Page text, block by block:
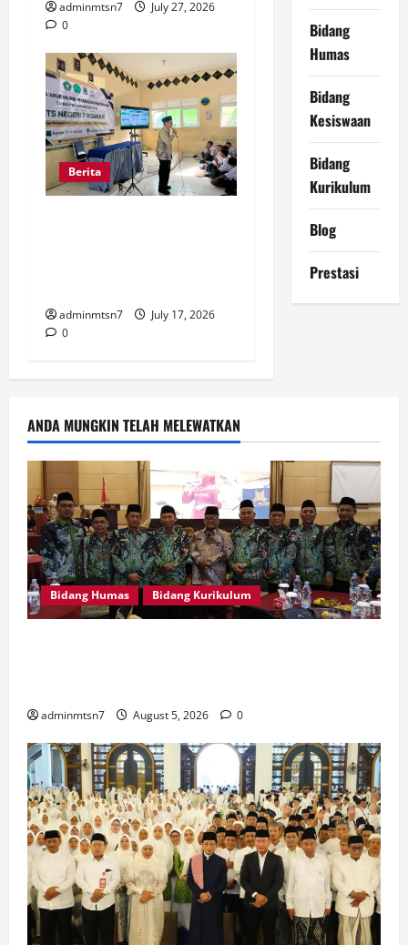
adminmtsn7
July 27, 2026
0
Berita
adminmtsn7
July 17, 2026
0
Bidang
Humas
Bidang
Kesiswaan
Bidang
Kurikulum
Blog
Prestasi
ANDA MUNGKIN TELAH MELEWATKAN
Bidang Humas Bidang Kurikulum
adminmtsn7 August 5, 2026 0